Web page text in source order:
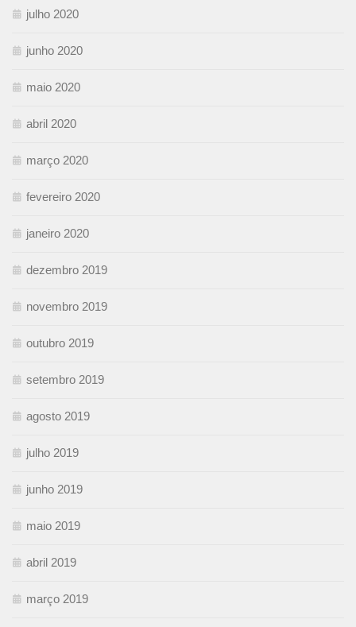
julho 2020
junho 2020
maio 2020
abril 2020
março 2020
fevereiro 2020
janeiro 2020
dezembro 2019
novembro 2019
outubro 2019
setembro 2019
agosto 2019
julho 2019
junho 2019
maio 2019
abril 2019
março 2019